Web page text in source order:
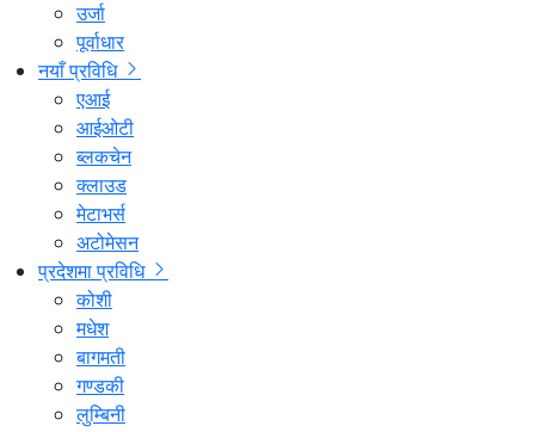
उर्जा
पूर्वाधार
नयाँ प्रविधि
एआई
आईओटी
ब्लकचेन
क्लाउड
मेटाभर्स
अटोमेसन
प्रदेशमा प्रविधि
कोशी
मधेश
बागमती
गण्डकी
लुम्बिनी